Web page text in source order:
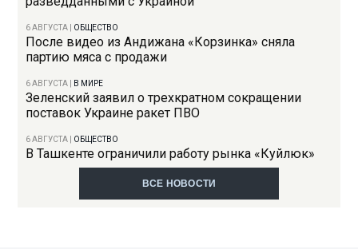
6 АВГУСТА ОБЩЕСТВО
После видео из Андижана «Корзинка» сняла
партию мяса с продажи
6 АВГУСТА В МИРЕ
Зеленский заявил о трехкратном сокращении
поставок Украине ракет ПВО
6 АВГУСТА ОБЩЕСТВО
В Ташкенте ограничили работу рынка «Куйлюк»
ВСЕ НОВОСТИ